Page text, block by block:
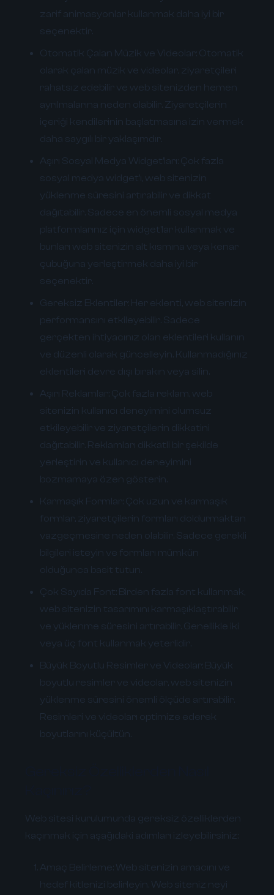
zarif animasyonlar kullanmak daha iyi bir
seçenektir.
Otomatik Çalan Müzik ve Videolar: Otomatik
olarak çalan müzik ve videolar, ziyaretçileri
rahatsız edebilir ve web sitenizden hemen
ayrılmalarına neden olabilir. Ziyaretçilerin
içeriği kendilerinin başlatmasına izin vermek
daha saygılı bir yaklaşımdır.
Aşırı Sosyal Medya Widget'ları: Çok fazla
sosyal medya widget'ı, web sitenizin
yüklenme süresini artırabilir ve dikkat
dağıtabilir. Sadece en önemli sosyal medya
platformlarınız için widget'lar kullanmak ve
bunları web sitenizin alt kısmına veya kenar
çubuğuna yerleştirmek daha iyi bir
seçenektir.
Gereksiz Eklentiler: Her eklenti, web sitenizin
performansını etkileyebilir. Sadece
gerçekten ihtiyacınız olan eklentileri kullanın
ve düzenli olarak güncelleyin. Kullanmadığınız
eklentileri devre dışı bırakın veya silin.
Aşırı Reklamlar: Çok fazla reklam, web
sitenizin kullanıcı deneyimini olumsuz
etkileyebilir ve ziyaretçilerin dikkatini
dağıtabilir. Reklamları dikkatli bir şekilde
yerleştirin ve kullanıcı deneyimini
bozmamaya özen gösterin.
Karmaşık Formlar: Çok uzun ve karmaşık
formlar, ziyaretçilerin formları doldurmaktan
vazgeçmesine neden olabilir. Sadece gerekli
bilgileri isteyin ve formları mümkün
olduğunca basit tutun.
Çok Sayıda Font: Birden fazla font kullanmak,
web sitenizin tasarımını karmaşıklaştırabilir
ve yüklenme süresini artırabilir. Genellikle iki
veya üç font kullanmak yeterlidir.
Büyük Boyutlu Resimler ve Videolar: Büyük
boyutlu resimler ve videolar, web sitenizin
yüklenme süresini önemli ölçüde artırabilir.
Resimleri ve videoları optimize ederek
boyutlarını küçültün.
Web sitesi kurulumunda gereksiz özelliklerden
kaçınmak için aşağıdaki adımları izleyebilirsiniz:
Amaç Belirleme: Web sitenizin amacını ve
hedef kitlenizi belirleyin. Web siteniz neyi